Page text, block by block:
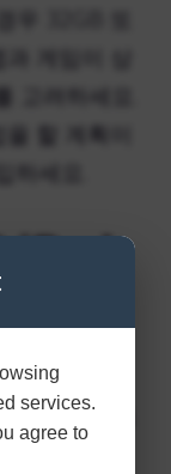
services.
agree to
고려하세요.
할 계획이
세요.
iPad
를 하고,
음악을 스트
학생들에